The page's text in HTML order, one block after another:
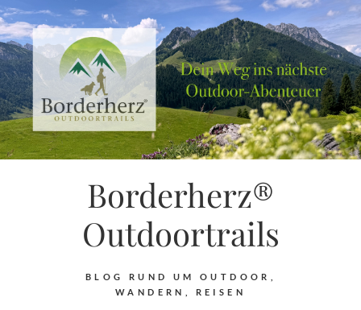
Borderherz®
Outdoortrails
BLOG RUND UM OUTDOOR,
WANDERN, REISEN